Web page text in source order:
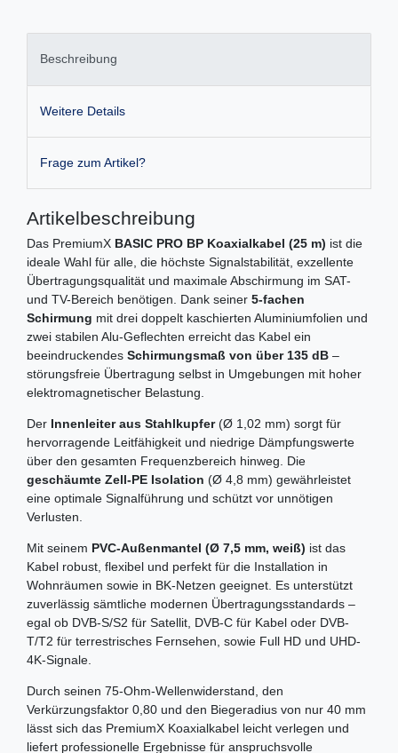
Beschreibung
Weitere Details
Frage zum Artikel?
Artikelbeschreibung
Das PremiumX BASIC PRO BP Koaxialkabel (25 m) ist die
ideale Wahl für alle, die höchste Signalstabilität, exzellente
Übertragungsqualität und maximale Abschirmung im SAT-
und TV-Bereich benötigen. Dank seiner 5-fachen
Schirmung mit drei doppelt kaschierten Aluminiumfolien und
zwei stabilen Alu-Geflechten erreicht das Kabel ein
beeindruckendes Schirmungsmaß von über 135 dB –
störungsfreie Übertragung selbst in Umgebungen mit hoher
elektromagnetischer Belastung.
Der Innenleiter aus Stahlkupfer(Ø 1,02 mm) sorgt für
hervorragende Leitfähigkeit und niedrige Dämpfungswerte
über den gesamten Frequenzbereich hinweg. Die
geschäumte Zell-PE Isolation (Ø 4,8 mm) gewährleistet
eine optimale Signalführung und schützt vor unnötigen
Verlusten.
Mit seinem PVC-Außenmantel (Ø 7,5 mm, weiß) ist das
Kabel robust, flexibel und perfekt für die Installation in
Wohnräumen sowie in BK-Netzen geeignet. Es unterstützt
zuverlässig sämtliche modernen Übertragungsstandards –
egal ob DVB-S/S2 für Satellit, DVB-C für Kabel oder DVB-
T/T2 für terrestrisches Fernsehen, sowie Full HD und UHD-
4K-Signale.
Durch seinen 75-Ohm-Wellenwiderstand, den
Verkürzungsfaktor 0,80 und den Biegeradius von nur 40 mm
lässt sich das PremiumX Koaxialkabel leicht verlegen und
liefert professionelle Ergebnisse für anspruchsvolle